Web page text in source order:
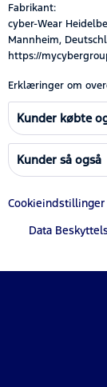
Fabrikant:
cyber-Wear
Mannheim,
https://
Erklæringer om
Kunder købte
Kunder så også
Cookieindstillinger
Data